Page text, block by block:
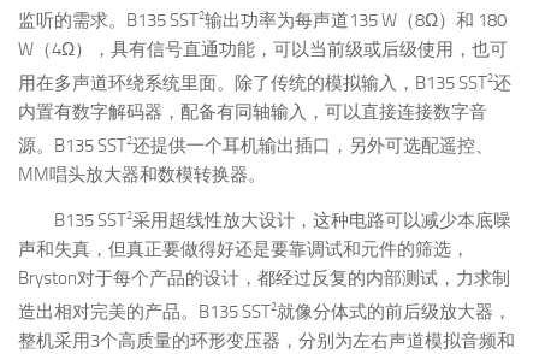
监听的需求。B135 SST2输出功率为每声道135 W（8Ω）和 180
W（4Ω），具有信号直通功能，可以当前级或后级使用，也可
用在多声道环绕系统里面。除了传统的模拟输入，B135 SST2还
内置有数字解码器，配备有同轴输入，可以直接连接数字音
源。B135 SST2还提供一个耳机输出插口，另外可选配遥控、
MM唱头放大器和数模转换器。
B135 SST2采用超线性放大设计，这种电路可以减少本底噪
声和失真，但真正要做得好还是要靠调试和元件的筛选，
Bryston对于每个产品的设计，都经过反复的内部测试，力求制
造出相对完美的产品。B135 SST2就像分体式的前后级放大器，
整机采用3个高质量的环形变压器，分别为左右声道模拟音频和